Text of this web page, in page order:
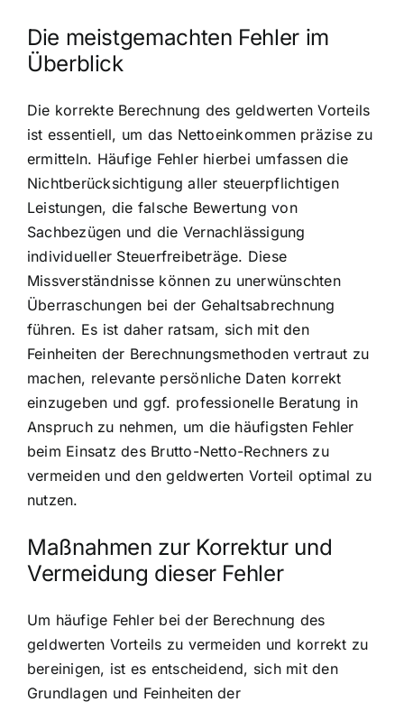
Die meistgemachten Fehler im
Überblick
Die korrekte Berechnung des geldwerten Vorteils
ist essentiell, um das Nettoeinkommen präzise zu
ermitteln. Häufige Fehler hierbei umfassen die
Nichtberücksichtigung aller steuerpflichtigen
Leistungen, die falsche Bewertung von
Sachbezügen und die Vernachlässigung
individueller Steuerfreibeträge. Diese
Missverständnisse können zu unerwünschten
Überraschungen bei der Gehaltsabrechnung
führen. Es ist daher ratsam, sich mit den
Feinheiten der Berechnungsmethoden vertraut zu
machen, relevante persönliche Daten korrekt
einzugeben und ggf. professionelle Beratung in
Anspruch zu nehmen, um die häufigsten Fehler
beim Einsatz des Brutto-Netto-Rechners zu
vermeiden und den geldwerten Vorteil optimal zu
nutzen.
Maßnahmen zur Korrektur und
Vermeidung dieser Fehler
Um häufige Fehler bei der Berechnung des
geldwerten Vorteils zu vermeiden und korrekt zu
bereinigen, ist es entscheidend, sich mit den
Grundlagen und Feinheiten der